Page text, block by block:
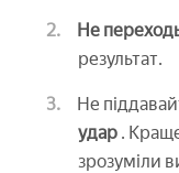
Не
результат.
Не
удар .
зрозуміли